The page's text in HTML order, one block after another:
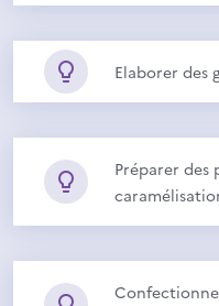
Elaborer des
Préparer des